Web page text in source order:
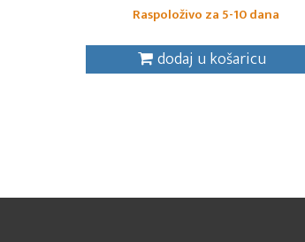
Raspoloživo za 5-10 dana
dodaj u košaricu